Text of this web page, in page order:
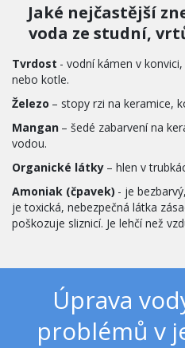
Jaké nejčastější
voda ze studní,
Tvrdost - vodní kámen v
nebo kotle.
Železo – stopy rzi na keramice,
Mangan – šedé zabarvení na
vodou.
Organické látky – hlen v
Amoniak (čpavek) - je
je toxická, nebezpečná látka
poškozuje sliznicí. Je lehčí než
Úprava
problémů v